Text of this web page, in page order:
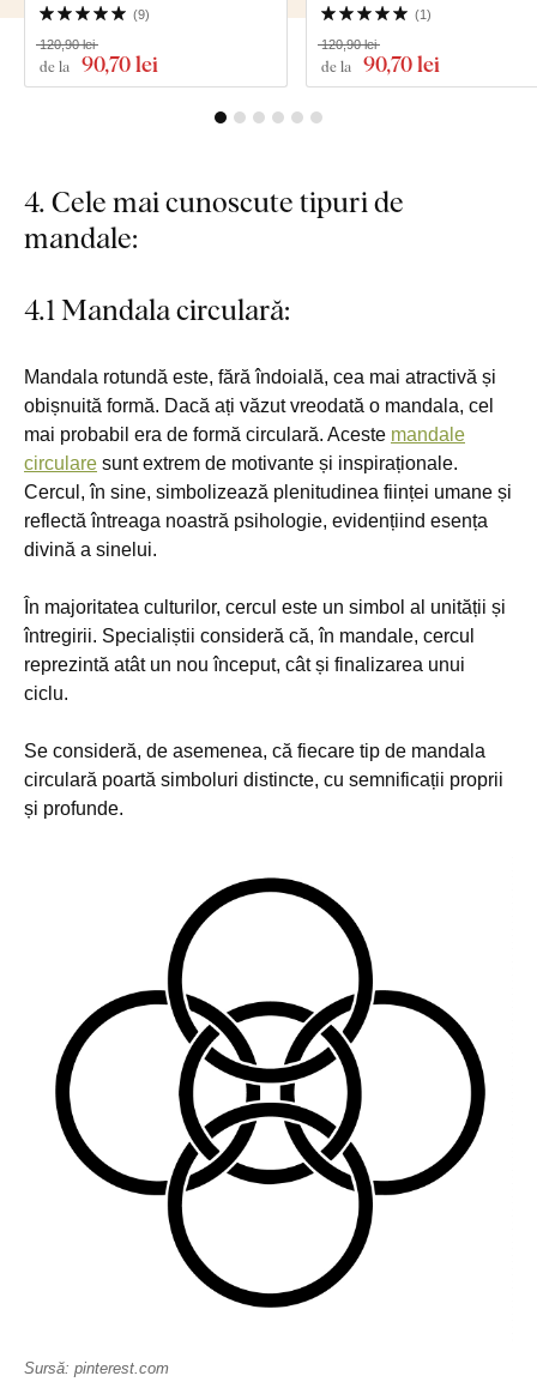
(9)
de la 90,70 lei
120,90 lei
(1)
de la 90,70 lei
120,90 lei
4. Cele mai cunoscute tipuri de
mandale:
4.1 Mandala circulară:
Mandala rotundă este, fără îndoială, cea mai atractivă și
obișnuită formă. Dacă ați văzut vreodată o mandala, cel
mai probabil era de formă circulară. Aceste mandale
circulare sunt extrem de motivante și inspiraționale.
Cercul, în sine, simbolizează plenitudinea ființei umane și
reflectă întreaga noastră psihologie, evidențiind esența
divină a sinelui.
În majoritatea culturilor, cercul este un simbol al unității și
întregirii. Specialiștii consideră că, în mandale, cercul
reprezintă atât un nou început, cât și finalizarea unui
ciclu.
Se consideră, de asemenea, că fiecare tip de mandala
circulară poartă simboluri distincte, cu semnificații proprii
și profunde.
Sursă: pinterest.com